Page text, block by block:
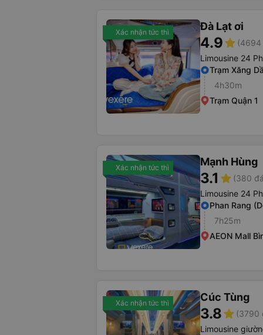
Xác nhận tức thì Đà Lạt ơi
4.9star (4694
Limousine 24
Trạm Xăng
4h30m
Trạm Quận 1
Xác nhận tức thì Mạnh Hùng
3.1 star (380
Limousine 24
Phan Rang
7h25m
AEON Mall
Xác nhận tức thì Cúc Tùng
3.8star (3790
Limousine